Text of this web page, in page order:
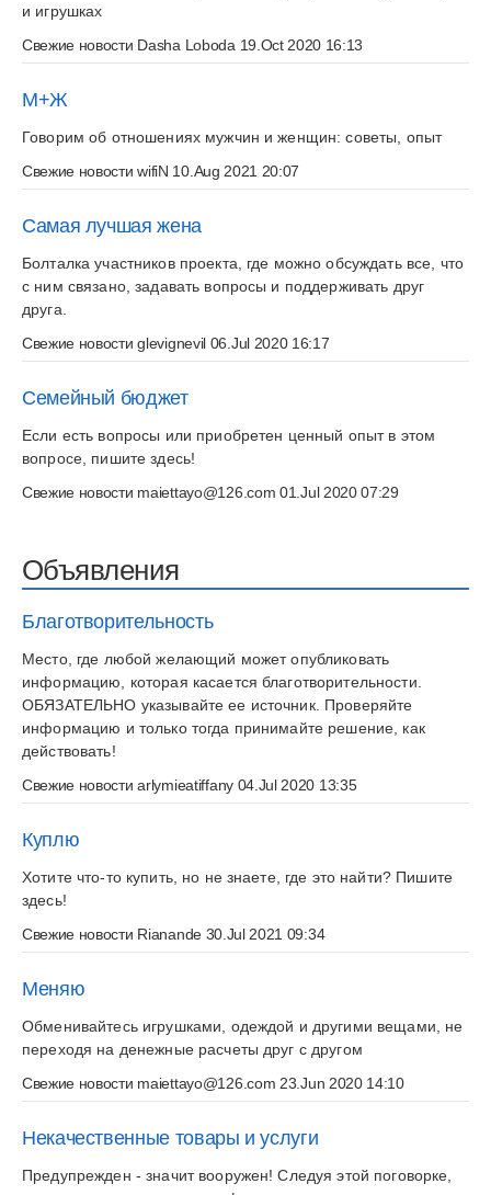
и игрушках
Свежие новости Dasha Loboda 19.Oct 2020 16:13
М+Ж
Говорим об отношениях мужчин и женщин: советы, опыт
Свежие новостиwifiN 10.Aug 2021 20:07
Самая лучшая жена
Болталка участников проекта, где можно обсуждать все, что
с ним связано, задавать вопросы и поддерживать друг
друга.
Свежие новостиglevignevil 06.Jul 2020 16:17
Семейный бюджет
Если есть вопросы или приобретен ценный опыт в этом
вопросе, пишите здесь!
Свежие новости maiettayo@126.com 01.Jul 2020 07:29
Объявления
Благотворительность
Место, где любой желающий может опубликовать
информацию, которая касается благотворительности.
ОБЯЗАТЕЛЬНО указывайте ее источник. Проверяйте
информацию и только тогда принимайте решение, как
действовать!
Свежие новостиarlymieatiffany 04.Jul 2020 13:35
Куплю
Хотите что-то купить, но не знаете, где это найти? Пишите
здесь!
Свежие новости Rianande30.Jul 2021 09:34
Меняю
Обменивайтесь игрушками, одеждой и другими вещами, не
переходя на денежные расчеты друг с другом
Свежие новости maiettayo@126.com 23.Jun 2020 14:10
Некачественные товары и услуги
Предупрежден - значит вооружен! Следуя этой поговорке,